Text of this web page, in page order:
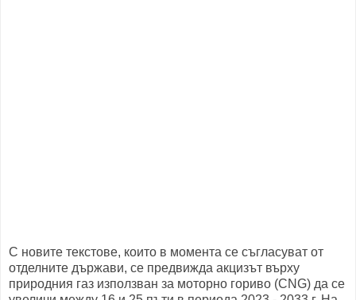
С новите текстове, които в момента се съгласуват от
отделните държави, се предвижда акцизът върху
природния газ използван за моторно гориво (CNG) да се